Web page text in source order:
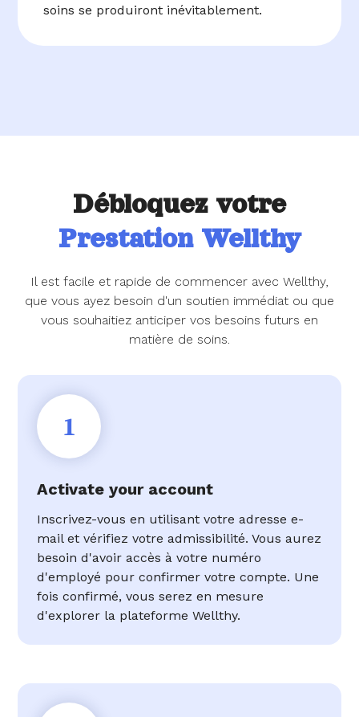
soins se produiront inévitablement.
Débloquez votre
Prestation Wellthy
Il est facile et rapide de commencer avec Wellthy,
que vous ayez besoin d'un soutien immédiat ou que
vous souhaitiez anticiper vos besoins futurs en
matière de soins.
1
Activate your account
Inscrivez-vous en utilisant votre adresse e-
mail et vérifiez votre admissibilité. Vous aurez
besoin d'avoir accès à votre numéro
d'employé pour confirmer votre compte. Une
fois confirmé, vous serez en mesure
d'explorer la plateforme Wellthy.